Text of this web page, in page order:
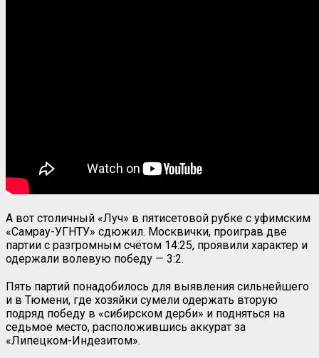
А вот столичный «Луч» в пятисетовой рубке с уфимским
«Самрау-УГНТУ» сдюжил. Москвички, проиграв две
партии с разгромным счётом 14:25, проявили характер и
одержали волевую победу — 3:2.
Пять партий понадобилось для выявления сильнейшего
и в Тюмени, где хозяйки сумели одержать вторую
подряд победу в «сибирском дерби» и подняться на
седьмое место, расположившись аккурат за
«Липецком-Индезитом».